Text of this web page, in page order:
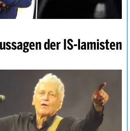
der IS-lamisten